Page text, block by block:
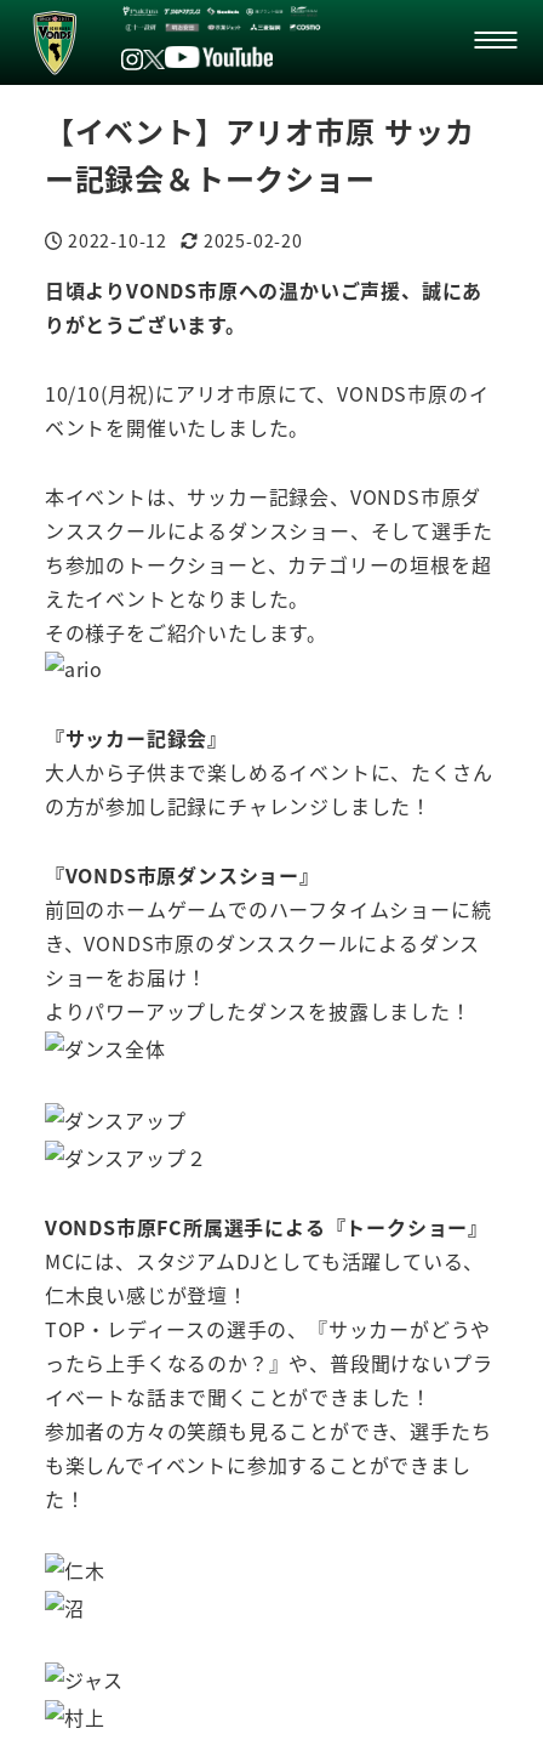
【イベント】アリオ市原 サッカ
ー記録会＆トークショー
投稿日
2022-10-12
更新日
2025-02-20
日頃よりVONDS市原への温かいご声援、誠にあ
りがとうございます。
10/10(月祝)にアリオ市原にて、VONDS市原のイ
ベントを開催いたしました。
本イベントは、サッカー記録会、VONDS市原ダ
ンススクールによるダンスショー、そして選手た
ち参加のトークショーと、カテゴリーの垣根を超
えたイベントとなりました。
その様子をご紹介いたします。
『サッカー記録会』
大人から子供まで楽しめるイベントに、たくさん
の方が参加し記録にチャレンジしました！
『VONDS市原ダンスショー』
前回のホームゲームでのハーフタイムショーに続
き、VONDS市原のダンススクールによるダンス
ショーをお届け！
よりパワーアップしたダンスを披露しました！
VONDS市原FC所属選手による『トークショー』
MCには、スタジアムDJとしても活躍している、
仁木良い感じが登壇！
TOP・レディースの選手の、『サッカーがどうや
ったら上手くなるのか？』や、普段聞けないプラ
イベートな話まで聞くことができました！
参加者の方々の笑顔も見ることができ、選手たち
も楽しんでイベントに参加することができまし
た！